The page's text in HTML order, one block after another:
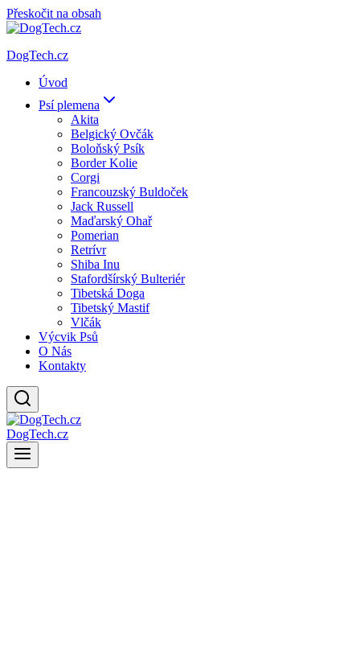
Přeskočit na obsah
DogTech.cz
Úvod
Psí plemena
Akita
Belgický Ovčák
Boloňský Psík
Border Kolie
Corgi
Francouzský Buldoček
Jack Russell
Maďarský Ohař
Pomerian
Retrívr
Shiba Inu
Stafordšírský Bulteriér
Tibetská Doga
Tibetský Mastif
Vlčák
Výcvik Psů
O Nás
Kontakty
DogTech.cz